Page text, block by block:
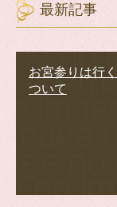
最新記事
お宮参りは行
ついて